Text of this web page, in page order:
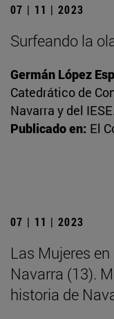
07 | 11 | 2023
Surfeando la
Germán López
Catedrático de
Navarra y del IESE.
Publicado en: El
07 | 11 | 2023
Las Mujeres
Navarra (13).
historia de